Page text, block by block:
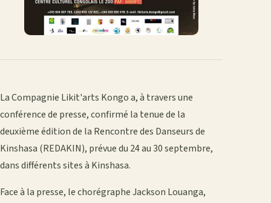
La Compagnie Likit'arts Kongo a, à travers une
conférence de presse, confirmé la tenue de la
deuxième édition de la Rencontre des Danseurs de
Kinshasa (REDAKIN), prévue du 24 au 30 septembre,
dans différents sites à Kinshasa.
Face à la presse, le chorégraphe Jackson Louanga,